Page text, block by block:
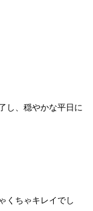
し、穏やかな平日に
くちゃキレイでし